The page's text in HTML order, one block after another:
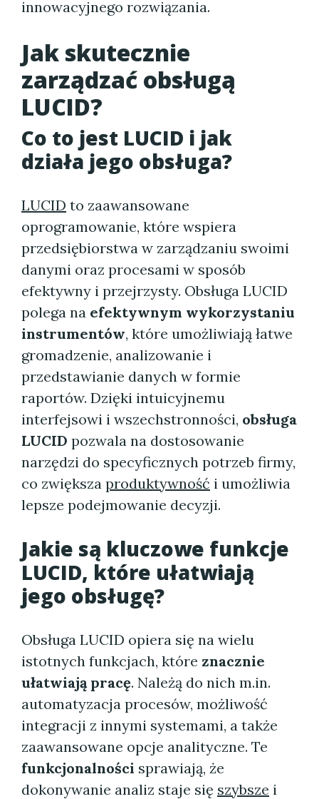
innowacyjnego rozwiązania.
Jak skutecznie
zarządzać obsługą
LUCID?
Co to jest LUCID i jak
działa jego obsługa?
LUCID to zaawansowane
oprogramowanie, które wspiera
przedsiębiorstwa w zarządzaniu swoimi
danymi oraz procesami w sposób
efektywny i przejrzysty. Obsługa LUCID
polega na efektywnym wykorzystaniu
instrumentów, które umożliwiają łatwe
gromadzenie, analizowanie i
przedstawianie danych w formie
raportów. Dzięki intuicyjnemu
interfejsowi i wszechstronności, obsługa
LUCID pozwala na dostosowanie
narzędzi do specyficznych potrzeb firmy,
co zwiększa produktywność i umożliwia
lepsze podejmowanie decyzji.
Jakie są kluczowe funkcje
LUCID, które ułatwiają
jego obsługę?
Obsługa LUCID opiera się na wielu
istotnych funkcjach, które znacznie
ułatwiają pracę. Należą do nich m.in.
automatyzacja procesów, możliwość
integracji z innymi systemami, a także
zaawansowane opcje analityczne. Te
funkcjonalności sprawiają, że
dokonywanie analiz staje się szybsze i